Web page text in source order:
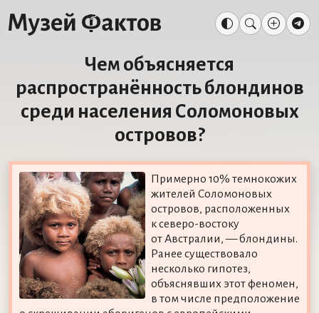
Чем объясняется
распространённость блондинов
среди населения Соломоновых
островов?
Примерно 10% темнокожих
жителей Соломоновых
островов, расположенных
к северо-востоку
от Австралии, — блондины.
Ранее существовало
несколько гипотез,
объяснявших этот феномен,
в том числе предположение